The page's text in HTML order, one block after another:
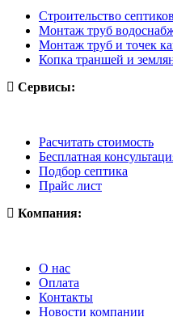
Строительство
Монтаж труб
Монтаж труб и точек
Копка траншей и
Сервисы:
Расчитать стоимость
Бесплатная
Подбор септика
Прайс лист
Компания:
О нас
Оплата
Контакты
Новости компании